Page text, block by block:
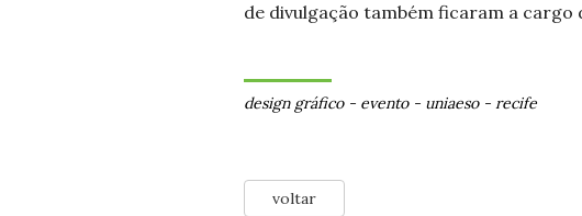
de divulgação também ficaram a cargo
design gráfico- evento- uniaeso- recife
voltar